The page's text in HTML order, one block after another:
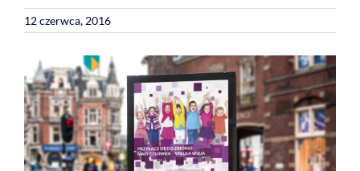
12 czerwca, 2016
View
Larger
Image